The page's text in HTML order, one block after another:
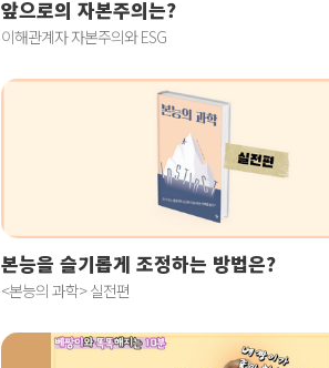
앞으로의 자본주의는?
이해관계자 자본주의와 ESG
본능을 슬기롭게 조정하는 방법은?
<본능의 과학> 실전편